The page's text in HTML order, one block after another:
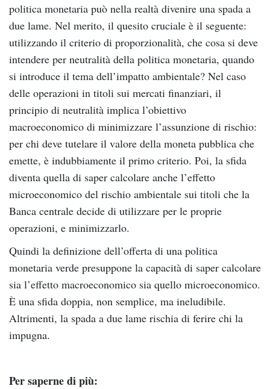
politica monetaria può nella realtà divenire una spada a
due lame. Nel merito, il quesito cruciale è il seguente:
utilizzando il criterio di proporzionalità, che cosa si deve
intendere per neutralità della politica monetaria, quando
si introduce il tema dell’impatto ambientale? Nel caso
delle operazioni in titoli sui mercati finanziari, il
principio di neutralità implica l’obiettivo
macroeconomico di minimizzare l’assunzione di rischio:
per chi deve tutelare il valore della moneta pubblica che
emette, è indubbiamente il primo criterio. Poi, la sfida
diventa quella di saper calcolare anche l’effetto
microeconomico del rischio ambientale sui titoli che la
Banca centrale decide di utilizzare per le proprie
operazioni, e minimizzarlo.
Quindi la definizione dell’offerta di una politica
monetaria verde presuppone la capacità di saper calcolare
sia l’effetto macroeconomico sia quello microeconomico.
È una sfida doppia, non semplice, ma ineludibile.
Altrimenti, la spada a due lame rischia di ferire chi la
impugna.
Per saperne di più: